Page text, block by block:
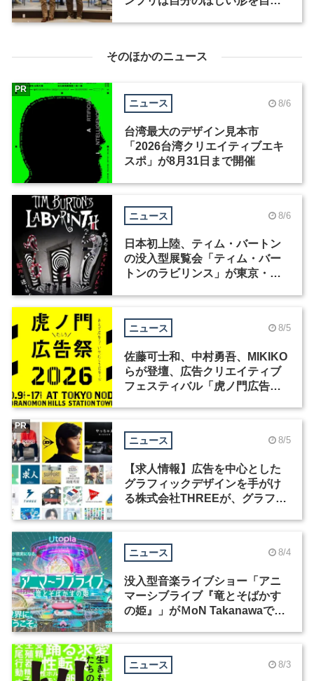
そのほかのニュース
ニュース 8/6
台湾最大のデザイン見本市
「2026台湾クリエイティブエキ
スポ」が8月31日まで開催
PR
ニュース 8/6
日本初上陸、ティム・バートン
の没入型展覧会「ティム・バー
トンのラビリンス」が東京・豊
ニュース 8/5
佐藤可士和、中村勇吾、MIKIKO
らが登壇、広告クリエイティブ
フェスティバル「虎ノ門広告
ニュース 8/5
【求人情報】広告を中心とした
グラフィックデザインを手がけ
る株式会社THREEが、グラフィ
PR
ニュース 8/4
没入型音楽ライブショー「アニ
マーシブライブ『竜とそばかす
の姫』」がＭoN Takanawaで開
ニュース 8/3